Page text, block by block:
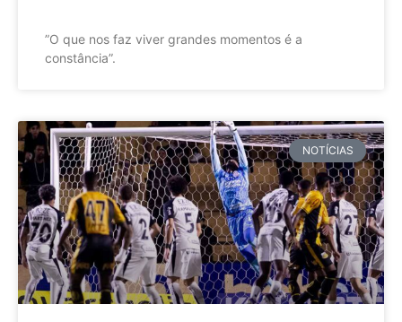
”O que nos faz viver grandes momentos é a
constância”.
NOTÍCIAS